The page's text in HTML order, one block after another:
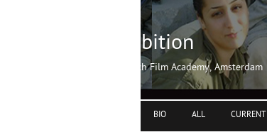
Get my
Buy DVDs online at
BIO ALL